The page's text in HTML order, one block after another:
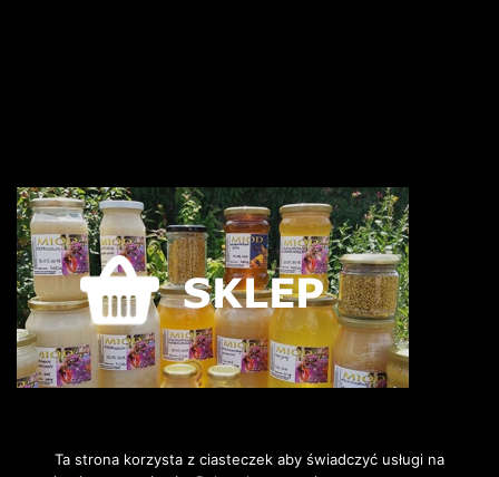
Ta strona korzysta z ciasteczek aby świadczyć usługi na